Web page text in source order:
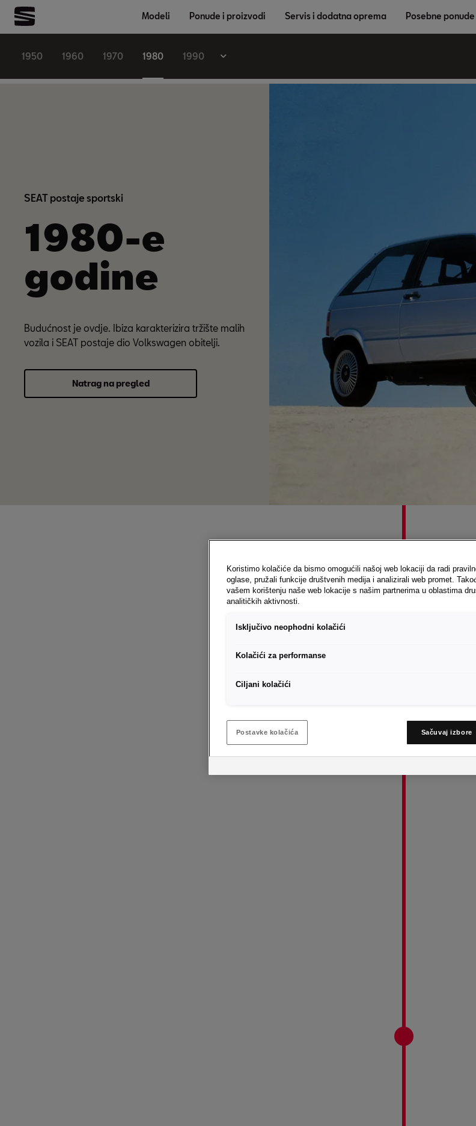
Modeli Ponude i proizvodi Servis i dodatna oprema Posebne
1950 1960 1970 1980 1990
SEAT postaje sportski
1980-e
godine
Budućnost je ovdje. Ibiza karakterizira tržište malih
vozila i SEAT postaje dio Volkswagen obitelji.
Natrag na pregled
Koristimo kolačiće da bismo omogućili našoj web lokaciji da radi
oglase, pružali funkcije društvenih medija i analizirali web promet.
vašem korištenju naše web lokacije s našim partnerima u oblastima
analitičkih aktivnosti.
Isključivo neophodni kolačići
Kolačići za performanse
Ciljani kolačići
Postavke kolačića Sačuvaj izbore